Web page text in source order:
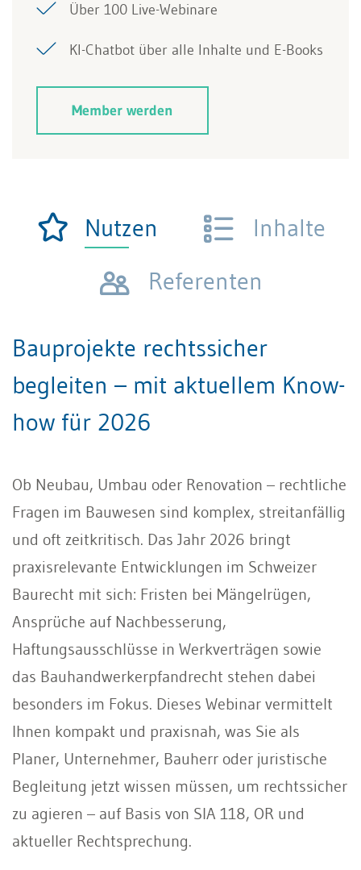
Über 100 Live-Webinare
KI-Chatbot über alle Inhalte und E-Books
Member werden
Nutzen
Inhalte
Referenten
Bauprojekte rechtssicher
begleiten – mit aktuellem Know-
how für 2026
Ob Neubau, Umbau oder Renovation – rechtliche
Fragen im Bauwesen sind komplex, streitanfällig
und oft zeitkritisch. Das Jahr 2026 bringt
praxisrelevante Entwicklungen im Schweizer
Baurecht mit sich: Fristen bei Mängelrügen,
Ansprüche auf Nachbesserung,
Haftungsausschlüsse in Werkverträgen sowie
das Bauhandwerkerpfandrecht stehen dabei
besonders im Fokus. Dieses Webinar vermittelt
Ihnen kompakt und praxisnah, was Sie als
Planer, Unternehmer, Bauherr oder juristische
Begleitung jetzt wissen müssen, um rechtssicher
zu agieren – auf Basis von SIA 118, OR und
aktueller Rechtsprechung.